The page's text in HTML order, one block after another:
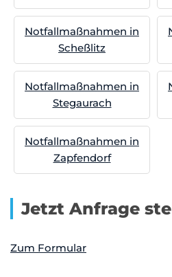
Notfallmaßnahmen in
Scheßlitz
Notfallmaßnahmen in
Stegaurach
Notfallmaßnahmen in
Zapfendorf
Jetzt Anfrage
Zum Formular